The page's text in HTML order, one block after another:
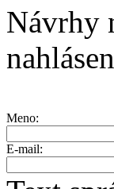
Návrhy
Meno:
E-mail: